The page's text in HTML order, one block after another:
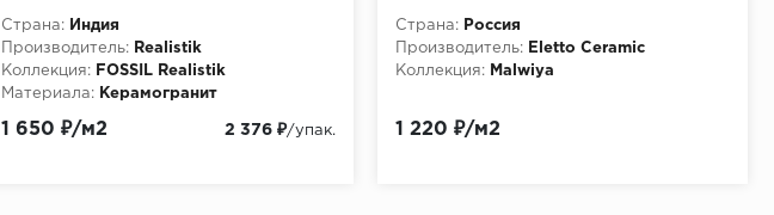
Страна:
Индия
Производитель:
Realistik
Коллекция:
FOSSIL Realistik
Материала:
Керамогранит
1 650 ₽/м2 2 376 ₽/упак.
Страна:
Россия
Производитель:
Eletto Ceramic
Коллекция:
Malwiya
1 220 ₽/м2